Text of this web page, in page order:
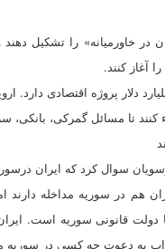
در خاورمیانه» را تشکیل
آغاز کنند.
ادامه داد: ایران در پنج سال آینده ظرفیت 1000
کنند تا مسائل گمرکی،
سوال کرد که ایران
هم در سوریه مداخله
دولت قانونی سوریه است.
به دعوت چه کسی در